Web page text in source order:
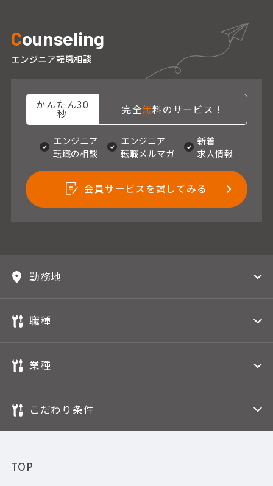
Counseling
エンジニア転職相談
かんたん30
秒 完全無料のサービス！
エンジニア
転職の相談
エンジニア
転職メルマガ
新着
求人情報
会員サービスを試してみる
勤務地
職種
業種
こだわり条件
TOP